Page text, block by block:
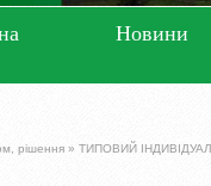
Новини
рішення » ТИПОВИЙ